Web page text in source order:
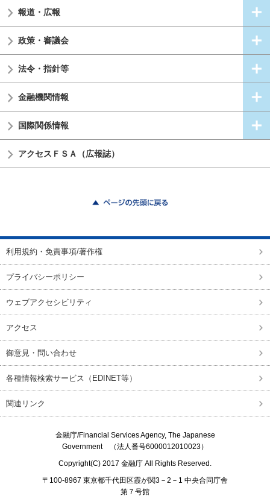
報道・広報
政策・審議会
法令・指針等
金融機関情報
国際関係情報
アクセスＦＳＡ（広報誌）
利用規約・免責事項/著作権
プライバシーポリシー
ウェブアクセシビリティ
アクセス
御意見・問い合わせ
各種情報検索サービス（EDINET等）
関連リンク
金融庁/Financial Services Agency, The Japanese
Government（法人番号6000012010023）
Copyright(C) 2017 金融庁 All Rights Reserved.
〒100-8967 東京都千代田区霞が関3－2－1 中央合同庁舎
第７号館